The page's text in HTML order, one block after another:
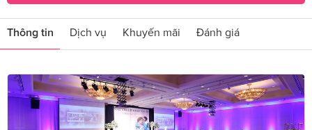
Thông tin Dịch vụ Khuyến mãi Đánh giá